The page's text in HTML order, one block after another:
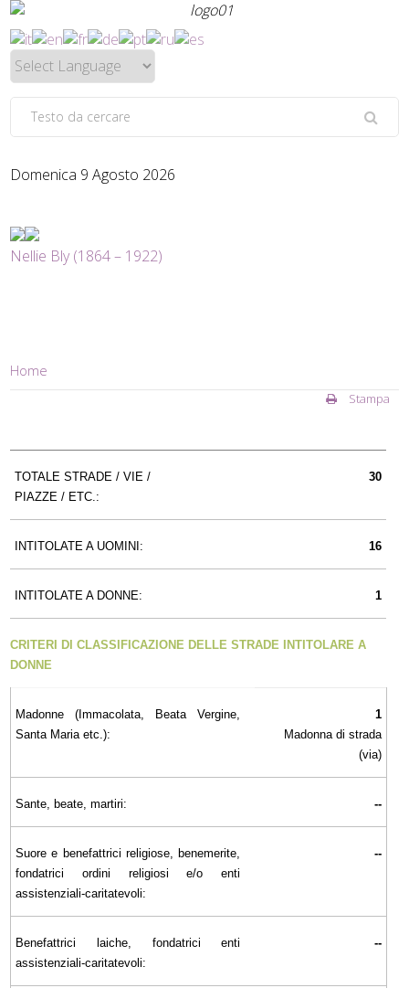
Domenica 9 Agosto 2026
Nellie Bly (1864 – 1922)
Home
Stampa
TOTALE STRADE / VIE /
PIAZZE / ETC.:
30
INTITOLATE A UOMINI: 16
INTITOLATE A DONNE: 1
CRITERI DI CLASSIFICAZIONE DELLE STRADE INTITOLARE A
DONNE
Madonne (Immacolata, Beata Vergine,
Santa Maria etc.):
1
Madonna di strada
(via)
Sante, beate, martiri: --
Suore e benefattrici religiose, benemerite,
fondatrici ordini religiosi e/o enti
assistenziali-caritatevoli:
--
Benefattrici laiche, fondatrici enti
assistenziali-caritatevoli:
--